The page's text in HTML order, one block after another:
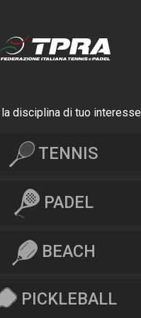
disciplina di tuo interesse
TENNIS
PADEL
BEACH
PICKLEBALL